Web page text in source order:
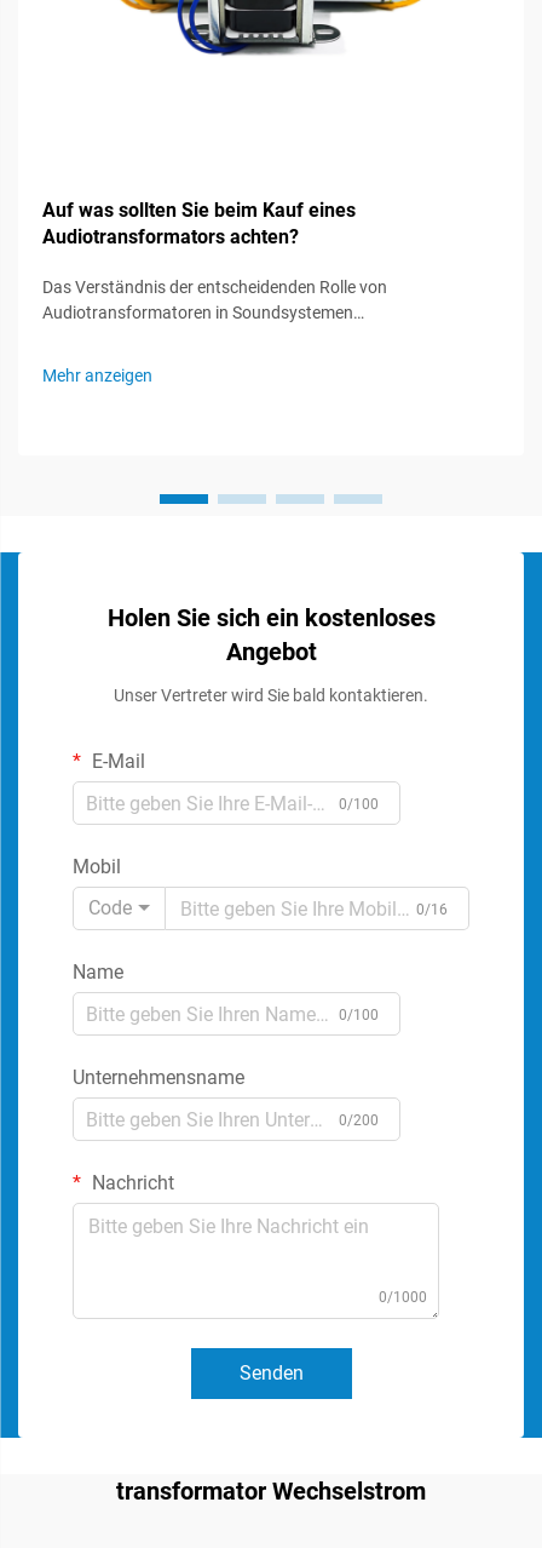
Auf was sollten Sie beim Kauf eines
Audiotransformators achten?
Das Verständnis der entscheidenden Rolle von
Audiotransformatoren in Soundsystemen
Erhaltung der Signalintegrität und der optimalen
Mehr anzeigen
Holen Sie sich ein kostenloses
Angebot
Unser Vertreter wird Sie bald kontaktieren.
E-Mail
0/100
Mobil
Code
0/16
Name
0/100
Unternehmensname
0/200
Nachricht
0/1000
Senden
transformator Wechselstrom